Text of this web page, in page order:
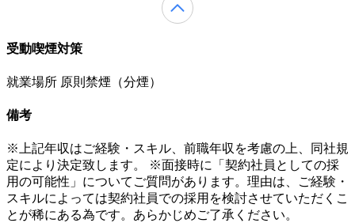
受動喫煙対策
就業場所 原則禁煙（分煙）
備考
※上記年収はご経験・スキル、前職年収を考慮の上、同社規
定により決定致します。 ※面接時に「契約社員としての採
用の可能性」についてご質問があります。理由は、ご経験・
スキルによっては契約社員での採用を検討させていただくこ
とが稀にある為です。あらかじめご了承ください。